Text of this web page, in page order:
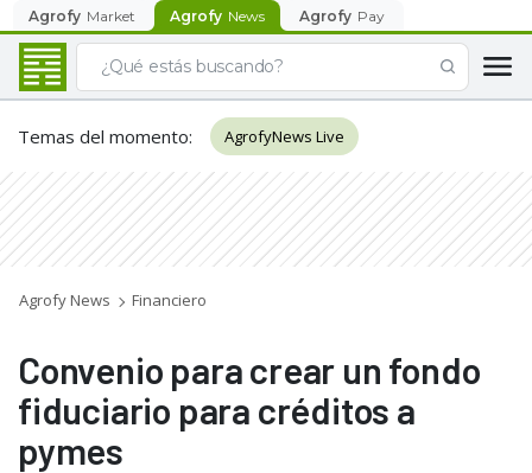
Agrofy Market Agrofy News Agrofy Pay
Temas del momento: AgrofyNews Live
Agrofy News Financiero
Convenio para crear un fondo
fiduciario para créditos a
pymes